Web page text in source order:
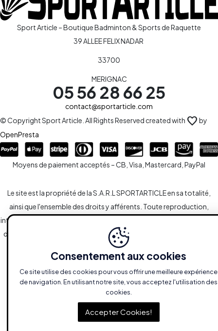
add_shopping_cart Ajouter au panier
Sport Article – Boutique Badminton & Sports de Raquette
39 ALLEE FELIX NADAR
33700
MERIGNAC
05 56 28 66 25
contact@sportarticle.com
© Copyright Sport Article. All Rights Reserved created with favorite by
OpenPresta
Moyens de paiement acceptés – CB, Visa, Mastercard, PayPal
Le site est la propriété de la S.A.R.L SPORTARTICLE en sa totalité,
ainsi que l'ensemble des droits y afférents. Toute reproduction,
intégrale ou partielle, est systématiquement soumise à l'autorisation
des propriétaires. Toutefois, les liaisons du type hypertextes vers le
site sont autorisées sans demandes spécifiques.
Consentement aux cookies
Ce site utilise des cookies pour vous offrir une meilleure expérience
de navigation. En utilisant notre site, vous acceptez l'utilisation des
cookies.
Accepter Cookies!